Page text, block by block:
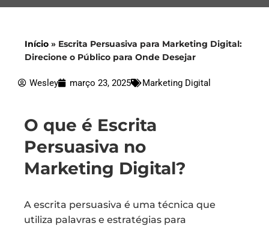
Início » Escrita Persuasiva para Marketing Digital:
Direcione o Público para Onde Desejar
Wesley março 23, 2025 Marketing Digital
O que é Escrita
Persuasiva no
Marketing Digital?
A escrita persuasiva é uma técnica que
utiliza palavras e estratégias para